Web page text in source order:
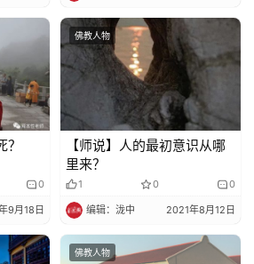
0
9月18日
佛教人物
【师说】人的最初意识从哪
里来？
1 0 0
编辑：泷中 2021年8月12日
佛教人物